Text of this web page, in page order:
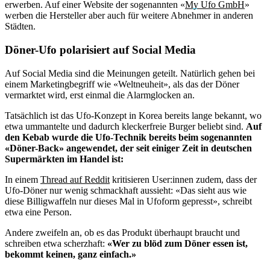
erwerben. Auf einer Website der sogenannten «My Ufo GmbH»
werben die Hersteller aber auch für weitere Abnehmer in anderen
Städten.
Döner-Ufo polarisiert auf Social Media
Auf Social Media sind die Meinungen geteilt. Natürlich gehen bei
einem Marketingbegriff wie «Weltneuheit», als das der Döner
vermarktet wird, erst einmal die Alarmglocken an.
Tatsächlich ist das Ufo-Konzept in Korea bereits lange bekannt, wo
etwa ummantelte und dadurch kleckerfreie Burger beliebt sind. Auf
den Kebab wurde die Ufo-Technik bereits beim sogenannten
«Döner-Back» angewendet, der seit einiger Zeit in deutschen
Supermärkten im Handel ist:
In einem Thread auf Reddit kritisieren User:innen zudem, dass der
Ufo-Döner nur wenig schmackhaft aussieht: «Das sieht aus wie
diese Billigwaffeln nur dieses Mal in Ufoform gepresst», schreibt
etwa eine Person.
Andere zweifeln an, ob es das Produkt überhaupt braucht und
schreiben etwa scherzhaft: «Wer zu blöd zum Döner essen ist,
bekommt keinen, ganz einfach.»